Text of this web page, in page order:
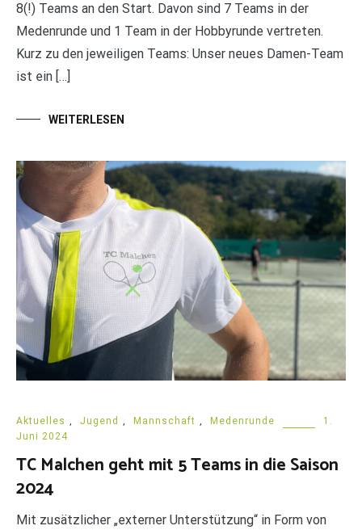
8(!) Teams an den Start. Davon sind 7 Teams in der
Medenrunde und 1 Team in der Hobbyrunde vertreten.
Kurz zu den jeweiligen Teams: Unser neues Damen-Team
ist ein […]
WEITERLESEN
Aktuelles , Jugend , Mannschaft , Medenrunde
1.
Juni 2024
TC Malchen geht mit 5 Teams in die Saison
2024
Mit zusätzlicher „externer Unterstützung“ in Form von